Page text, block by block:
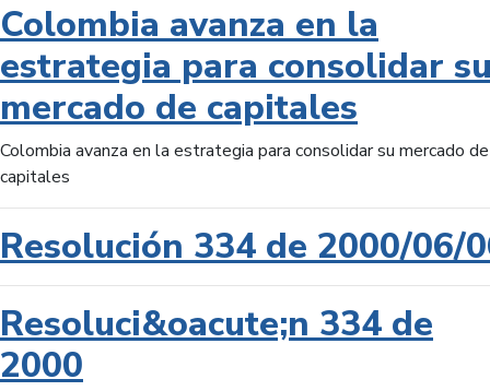
Colombia avanza en la
estrategia para consolidar
mercado de capitales
Colombia avanza en la estrategia para consolidar su mercado de
capitales
Resolución 334 de 2000/06/
Resoluci&oacute;n 334 de
2000